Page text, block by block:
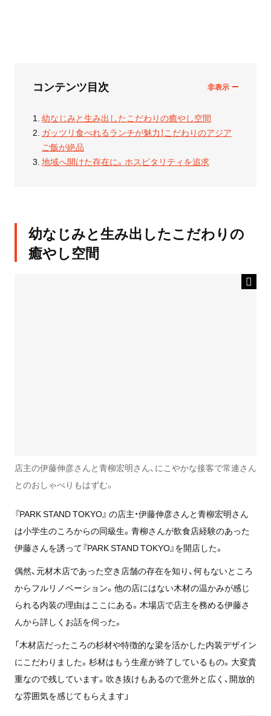
コンテンツ目次
幼なじみと生み出したこだわりの癒やし空間
ガッツリ食べれるランチが魅力！こだわりのアジア
ご飯が絶品
地域へ開けた存在に。ホスピタリティを追求
幼なじみと生み出したこだわりの
癒やし空間
店主の伊藤伸彦さんと青柳宏明さん、にこやかな接客で常連さん
とのおしゃべりもはずむ。
『PARK STAND TOKYO』 の店主・伊藤伸彦さんと青柳宏明さん
は小学生のころからの同級生。青柳さんが飲食店経験のあった
伊藤さんを誘って『PARK STAND TOKYO』を開店した。
偶然、元材木店であった空き店舗の存在を知り、何もないところ
からフルリノベーション。他の店にはない木材の温かみが感じ
られる内装の理由はここにある。木場店で店主を務める伊藤さ
んから詳しくお話を伺った。
「木材店だったころの杉材や特徴的な梁を活かした内装デザイン
にこだわりました。杉材はもう生産が終了しているもの。大変貴
重なので残しています。吹き抜けもあるので意外と広く、開放的
な雰囲気を感じてもらえます」